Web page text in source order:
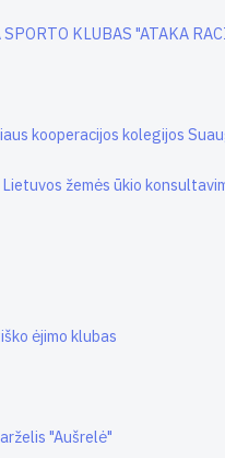
KLUBAS "ATAKA
kooperacijos kolegijos
žemės ūkio
ėjimo klubas
"Aušrelė"